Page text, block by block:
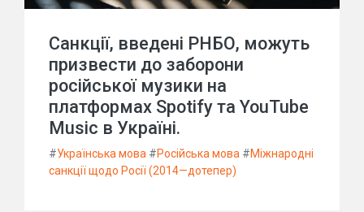
Санкції, введені РНБО, можуть
призвести до заборони
російської музики на
платформах Spotify та YouTube
Music в Україні.
#Українська мова #Російська мова #Міжнародні
санкції щодо Росії (2014—дотепер)